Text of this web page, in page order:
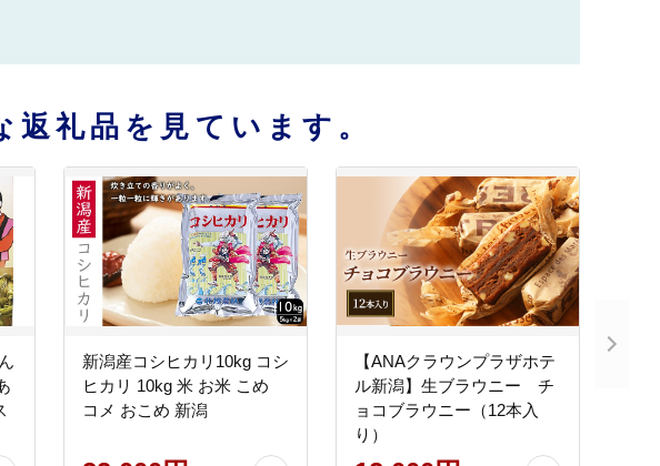
礼品を見ています。
新潟産コシヒカリ10kg コシ
ヒカリ 10kg 米 お米 こめ
コメ おこめ 新潟
【ANAクラウンプラザホテ
ル新潟】生ブラウニー チ
ョコブラウニー（12本入
り）